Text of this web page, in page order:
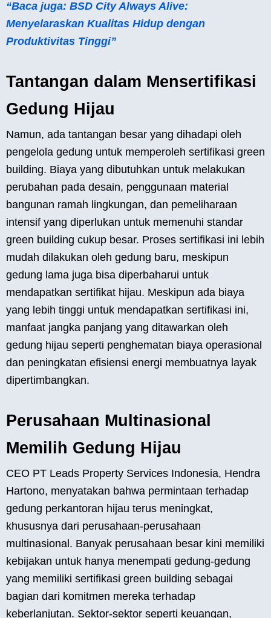
“Baca juga: BSD City Always Alive:
Menyelaraskan Kualitas Hidup dengan
Produktivitas Tinggi”
Tantangan dalam Mensertifikasi
Gedung Hijau
Namun, ada tantangan besar yang dihadapi oleh
pengelola gedung untuk memperoleh sertifikasi green
building. Biaya yang dibutuhkan untuk melakukan
perubahan pada desain, penggunaan material
bangunan ramah lingkungan, dan pemeliharaan
intensif yang diperlukan untuk memenuhi standar
green building cukup besar. Proses sertifikasi ini lebih
mudah dilakukan oleh gedung baru, meskipun
gedung lama juga bisa diperbaharui untuk
mendapatkan sertifikat hijau. Meskipun ada biaya
yang lebih tinggi untuk mendapatkan sertifikasi ini,
manfaat jangka panjang yang ditawarkan oleh
gedung hijau seperti penghematan biaya operasional
dan peningkatan efisiensi energi membuatnya layak
dipertimbangkan.
Perusahaan Multinasional
Memilih Gedung Hijau
CEO PT Leads Property Services Indonesia, Hendra
Hartono, menyatakan bahwa permintaan terhadap
gedung perkantoran hijau terus meningkat,
khususnya dari perusahaan-perusahaan
multinasional. Banyak perusahaan besar kini memiliki
kebijakan untuk hanya menempati gedung-gedung
yang memiliki sertifikasi green building sebagai
bagian dari komitmen mereka terhadap
keberlanjutan. Sektor-sektor seperti keuangan,